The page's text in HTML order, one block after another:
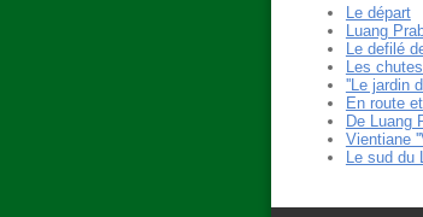
Le départ
Luang
Le defilé
Les
''Le jardin
En route
De Luang
Vientiane
Le sud du